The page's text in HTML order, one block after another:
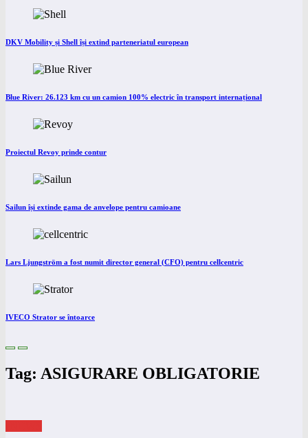
DKV Mobility și Shell își extind parteneriatul european
Blue River: 26.123 km cu un camion 100% electric în transport internațional
Proiectul Revoy prinde contur
Sailun își extinde gama de anvelope pentru camioane
Lars Ljungström a fost numit director general (CFO) pentru cellcentric
IVECO Strator se întoarce
Tag: ASIGURARE OBLIGATORIE